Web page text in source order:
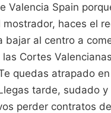
Valencia Spain
haces el
bajar al centro a
Cortes
quedas atrapado
tarde, sudado y
perder contratos